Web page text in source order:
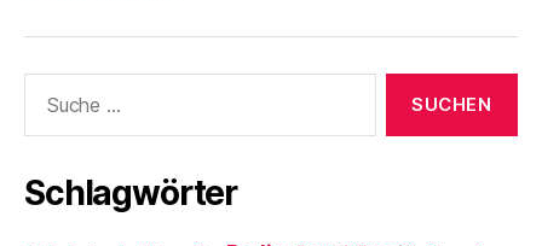
nach:
Schlagwörter